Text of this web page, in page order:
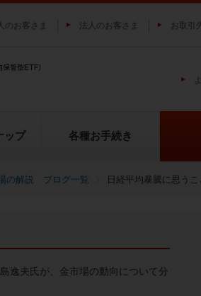
の解説 ブログ一覧 日経平均暴騰に思うこ
逸夫氏が、金市場の動向について分
のお客さま 法人のお客さま お取引
ップ 各種お手続き